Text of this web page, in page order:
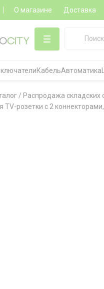
О магазине Доставка
КабельАвтоматика
/ Распродажа складских
TV-розетки с 2